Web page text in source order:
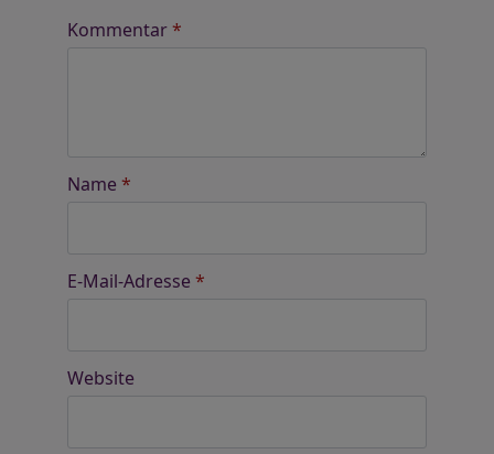
Kommentar*
Name *
E-Mail-Adresse *
Website